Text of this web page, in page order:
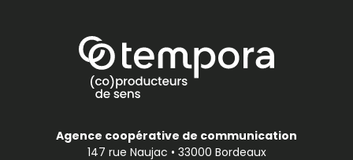
Agence coopérative de communication
147 rue Naujac • 33000 Bordeaux